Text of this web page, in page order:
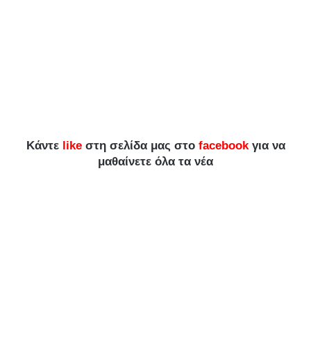
Κάντε likeστη σελίδα μας στο facebookγια να
μαθαίνετε όλα τα νέα